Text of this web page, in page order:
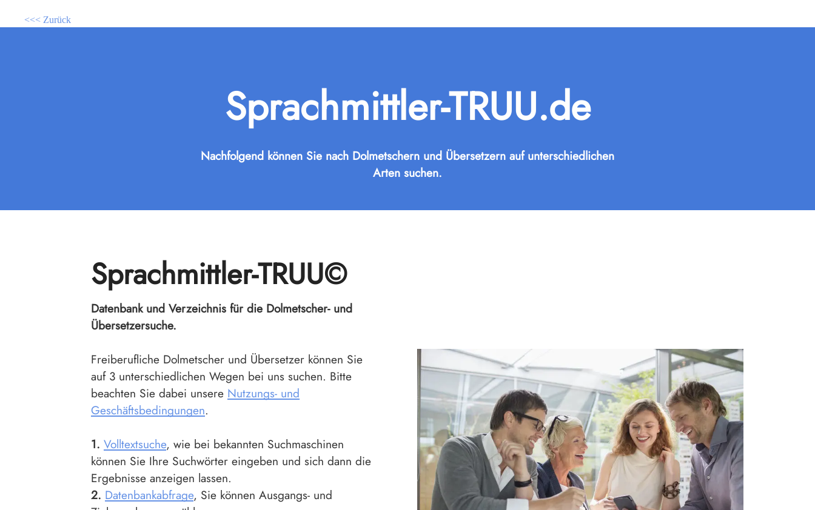
<<< Zurück
Sprachmittler-TRUU.de
Nachfolgend können Sie nach Dolmetschern und Übersetzern auf unterschiedlichen
Arten suchen.
Sprachmittler-TRUU©
Datenbank und Verzeichnis für die Dolmetscher- und
Übersetzersuche.
Freiberufliche Dolmetscher und Übersetzer können Sie
auf 3 unterschiedlichen Wegen bei uns suchen. Bitte
beachten Sie dabei unsere Nutzungs- und
Geschäftsbedingungen.
1. Volltextsuche, wie bei bekannten Suchmaschinen
können Sie Ihre Suchwörter eingeben und sich dann die
Ergebnisse anzeigen lassen.
2. Datenbankabfrage, Sie können Ausgangs- und